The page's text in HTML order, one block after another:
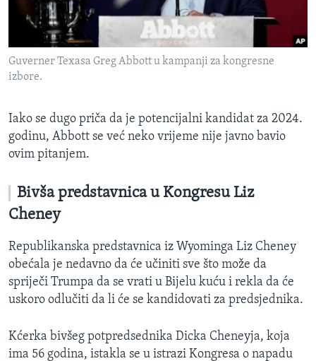
Guverner Texasa Greg Abbott u kampanji za kongresne
izbore.
Iako se dugo priča da je potencijalni kandidat za 2024.
godinu, Abbott se već neko vrijeme nije javno bavio
ovim pitanjem.
Bivša predstavnica u Kongresu Liz
Cheney
Republikanska predstavnica iz Wyominga Liz Cheney
obećala je nedavno da će učiniti sve što može da
spriječi Trumpa da se vrati u Bijelu kuću i rekla da će
uskoro odlučiti da li će se kandidovati za predsjednika.
Kćerka bivšeg potpredsednika Dicka Cheneyja, koja
ima 56 godina, istakla se u istrazi Kongresa o napadu